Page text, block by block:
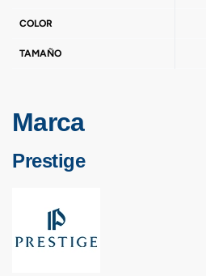
COLOR
TAMAÑO
Marca
Prestige